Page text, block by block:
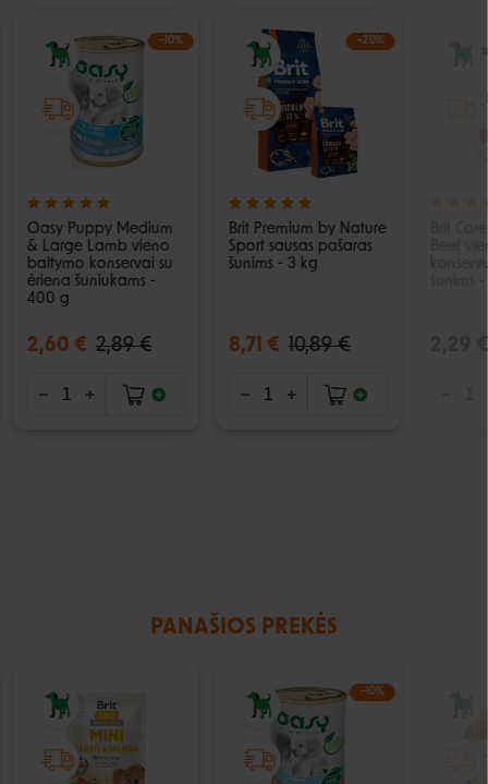
−10%
Oasy Puppy Medium
& Large Lamb vieno
baltymo konservai su
ėriena šuniukams -
400 g
2,60 € 2,89 €
−20%
Brit Premium by Nature
Sport sausas pašaras
šunims - 3 kg
8,71 € 10,89 €
Beef
2,29 €
PANAŠIOS PREKĖS
−10%